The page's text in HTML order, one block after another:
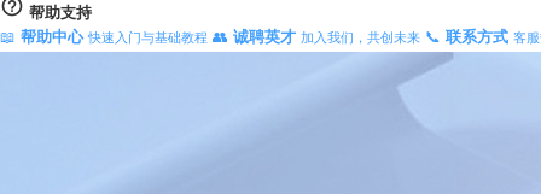
帮助支持
📖 帮助中心 快速入门与基础教程 👥 诚聘英才 加入我们，共创未来 📞 联系方式 客